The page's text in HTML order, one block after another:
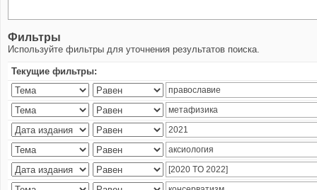
Фильтры
Используйте фильтры для уточнения результатов поиска.
Текущие фильтры: